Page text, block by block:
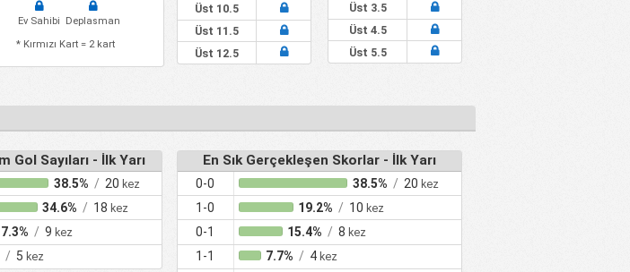
Ev Sahibi
Deplasman
* Kırmızı Kart = 2 kart
Üst 10.5
Üst 11.5
Üst 12.5
Üst 3.5
Üst 4.5
Üst 5.5
Gol Sayıları - İlk Yarı
38.5% / 20 kez
34.6% / 18kez
/ 9kez
/ 5 kez
En Sık Gerçekleşen Skorlar - İlk Yarı
0-0 38.5% / 20 kez
1-0 19.2% / 10kez
0-1 15.4% / 8kez
1-1 7.7% / 4kez